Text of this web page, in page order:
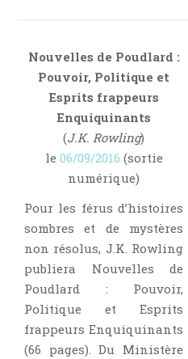
Nouvelles de Poudlard :
Pouvoir, Politique et
Esprits frappeurs
Enquiquinants
(J.K. Rowling)
le 06/09/2016 (sortie
numérique)
Pour les férus d’histoires
sombres et de mystères
non résolus, J.K. Rowling
publiera Nouvelles de
Poudlard : Pouvoir,
Politique et Esprits
frappeurs Enquiquinants
(66 pages). Du Ministère